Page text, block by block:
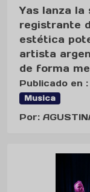
Yas lanza la
registrante
estética
artista
de forma
Publicado en :
Musica
Por: